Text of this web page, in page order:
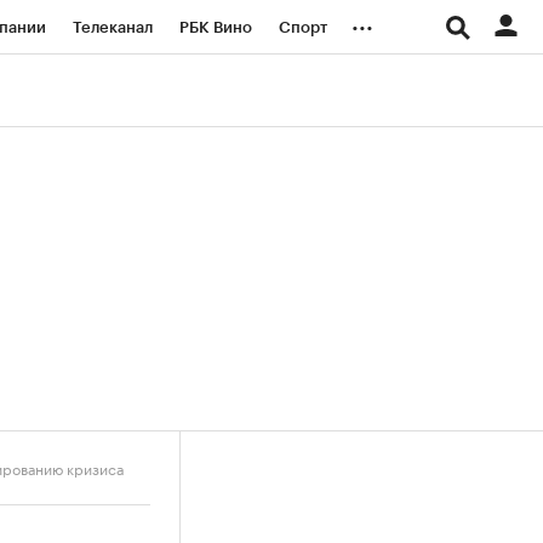
Телеканал РБК Вино Спорт ...
кризиса